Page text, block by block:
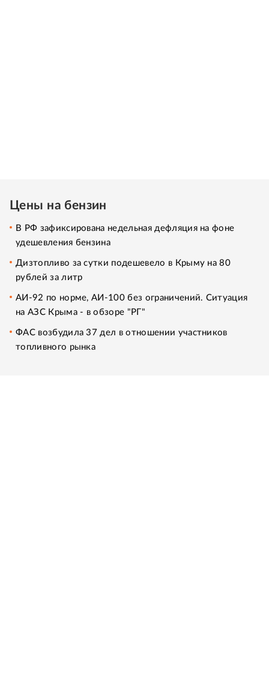
Цены на бензин
В РФ зафиксирована недельная дефляция на фоне
удешевления бензина
Дизтопливо за сутки подешевело в Крыму на 80
рублей за литр
АИ-92 по норме, АИ-100 без ограничений. Ситуация
на АЗС Крыма - в обзоре "РГ"
ФАС возбудила 37 дел в отношении участников
топливного рынка